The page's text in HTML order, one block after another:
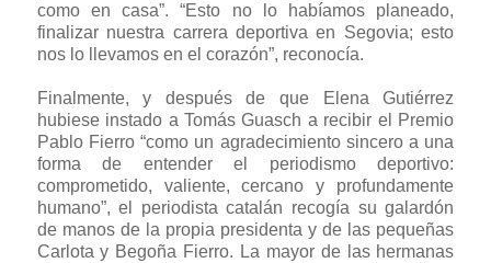
como en casa”. “Esto no lo habíamos planeado,
finalizar nuestra carrera deportiva en Segovia; esto
nos lo llevamos en el corazón”, reconocía.
Finalmente, y después de que Elena Gutiérrez
hubiese instado a Tomás Guasch a recibir el Premio
Pablo Fierro “como un agradecimiento sincero a una
forma de entender el periodismo deportivo:
comprometido, valiente, cercano y profundamente
humano”, el periodista catalán recogía su galardón
de manos de la propia presidenta y de las pequeñas
Carlota y Begoña Fierro. La mayor de las hermanas